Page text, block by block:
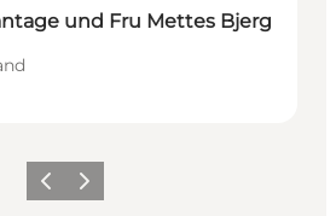
und Fru Mettes Bjerg
Vorherige Folie
Nächste Folie